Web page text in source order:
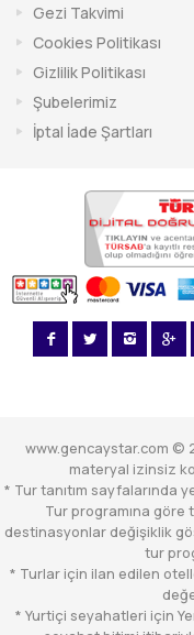
Gezi Takvimi
Cookies Politikası
Gizlilik Politikası
Şubelerimiz
İptal İade Şartları
www.gencaystar.com ©
materyal izinsiz
* Tur tanıtım sayfalarında
Tur programına
destinasyonlar değişiklik
tur
* Turlar için ilan edilen
* Yurtiçi seyahatleri için